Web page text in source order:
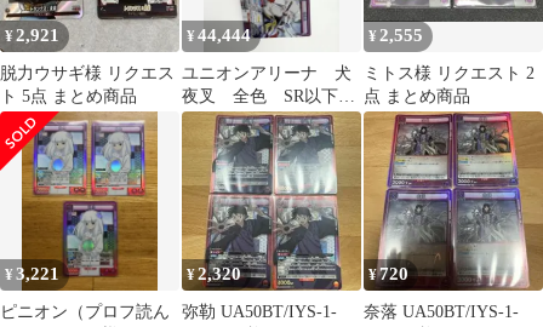
¥2,921
脱力ウサギ様 リクエス
ト 5点 まとめ商品
¥44,444
ユニオンアリーナ 犬
夜叉 全色 SR以下4
コン
¥ 2,555
ミトス様 リクエスト 2
点 まとめ商品
¥3,221
ピニオン（プロフ読ん
¥2,320
弥勒 UA50BT/IYS-1-
¥720
奈落 UA50BT/IYS-1-